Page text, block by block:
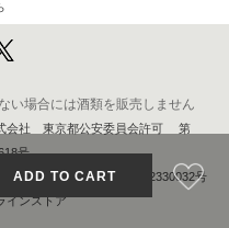
ADD TO CART
い場合には酒類を販売しません
式会社 東京都公安委員会許可 第
号
都府公安委員会 第611262330032号
インストア